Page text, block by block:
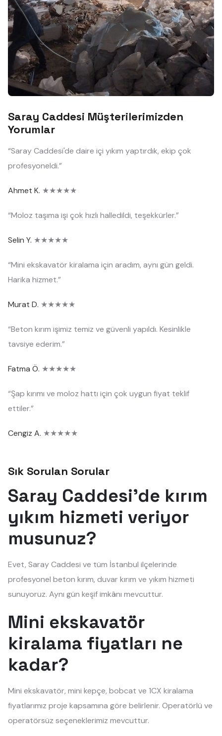
Saray Caddesi Müşterilerimizden
Yorumlar
“Saray Caddesi'de daire içi yıkım yaptırdık, ekip çok
profesyoneldi.”
Ahmet K. ★★★★★
“Moloz taşıma işi çok hızlı halledildi, teşekkürler.”
Selin Y. ★★★★★
“Mini ekskavatör kiralama için aradım, aynı gün geldi.
Harika hizmet.”
Murat D. ★★★★★
“Beton kırım işimiz temiz ve güvenli yapıldı. Kesinlikle
tavsiye ederim.”
Fatma Ö. ★★★★★
“Şap kırımı ve moloz hattı için çok uygun fiyat teklif
ettiler.”
Cengiz A. ★★★★★
Sık Sorulan Sorular
Saray Caddesi'de kırım
yıkım hizmeti veriyor
musunuz?
Evet, Saray Caddesi ve tüm İstanbul ilçelerinde
profesyonel beton kırım, duvar kırım ve yıkım hizmeti
sunuyoruz. Aynı gün keşif imkânı mevcuttur.
Mini ekskavatör
kiralama fiyatları ne
kadar?
Mini ekskavatör, mini kepçe, bobcat ve 1CX kiralama
fiyatlarımız proje kapsamına göre belirlenir. Operatörlü ve
operatörsüz seçeneklerimiz mevcuttur.